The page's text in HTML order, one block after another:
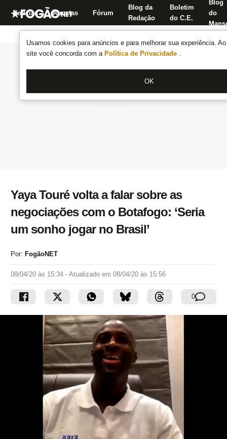
Usamos cookies para anúncios e para melhorar sua experiência.
site você concorda com a Política de Privacidade .
OK
Notícias Apostas Fórum
Blog da
Redação
Boletim
do C.E.
Blog
do
Yaya Touré volta a falar sobre as
negociações com o Botafogo: ‘Seria
um sonho jogar no Brasil’
Por: FogãoNET
08/04/20 às 15:34 - Atualizado em 08/04/20 às 15:56
0